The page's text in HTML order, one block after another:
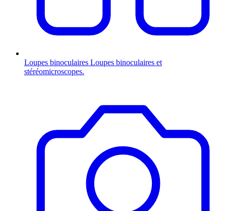
Loupes binoculaires Loupes binoculaires et
stéréomicroscopes.